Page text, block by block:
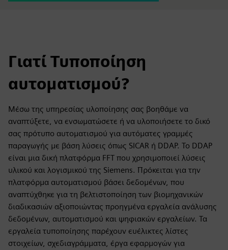
Γιατί Τυποποίηση
αυτοματισμού?
Μέσω της υπηρεσίας υλοποίησης σας βοηθάμε να
αναπτύξετε, να ενσωματώσετε ή να υλοποιήσετε το δικό
σας πρότυπο αυτοματισμού για αυτόματες γραμμές
παραγωγής με βάση λύσεις όπως SICAR ή DDAP. Το DDAP
είναι μια δική πλατφόρμα FFT που χρησιμοποιεί λύσεις
υλικού και λογισμικού της Siemens. Πρόκειται για την
πλατφόρμα αυτοματισμού βάσει δεδομένων, που
αναπτύχθηκε για τη βελτιστοποίηση των βιομηχανικών
διαδικασιών αξιοποιώντας προηγμένα εργαλεία ανάλυσης
δεδομένων, αυτοματισμού και ψηφιακών εργαλείων. Τα
εργαλεία τυποποίησης παρέχουν ευέλικτες λίστες
στοιχείων, σχεδιαγράμματα, έργα εφαρμογών για